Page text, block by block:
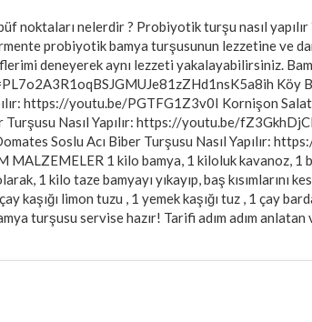
noktaları nelerdir ? Probiyotik turşu nasıl
probiyotik bamya turşusunun lezzetine ve
deneyerek aynı lezzeti yakalayabilirsiniz.
Köy
https://youtu.be/PGTFG1Z3v0I Kornişon
Nasıl Yapılır: https://youtu.be/
Soslu Acı Biber Turşusu Nasıl Yapılır:
1 kilo bamya, 1 kiloluk kavanoz, 1
1 kilo taze bamyayı yıkayıp, baş kısımlarını
kaşığı limon tuzu , 1 yemek kaşığı tuz , 1 çay
turşusu servise hazır! Tarifi adım adım